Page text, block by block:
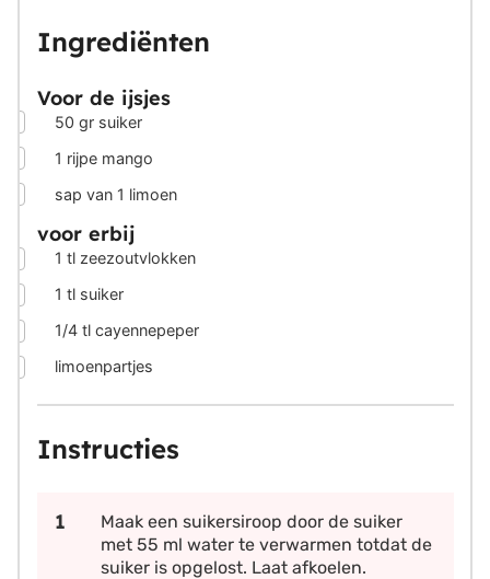
Ingrediënten
Voor de ijsjes
50 gr suiker
1 rijpe mango
sap van 1 limoen
voor erbij
1 tl zeezoutvlokken
1 tl suiker
1/4 tl cayennepeper
limoenpartjes
Instructies
Maak een suikersiroop door de suiker
met 55 ml water te verwarmen totdat de
suiker is opgelost. Laat afkoelen.